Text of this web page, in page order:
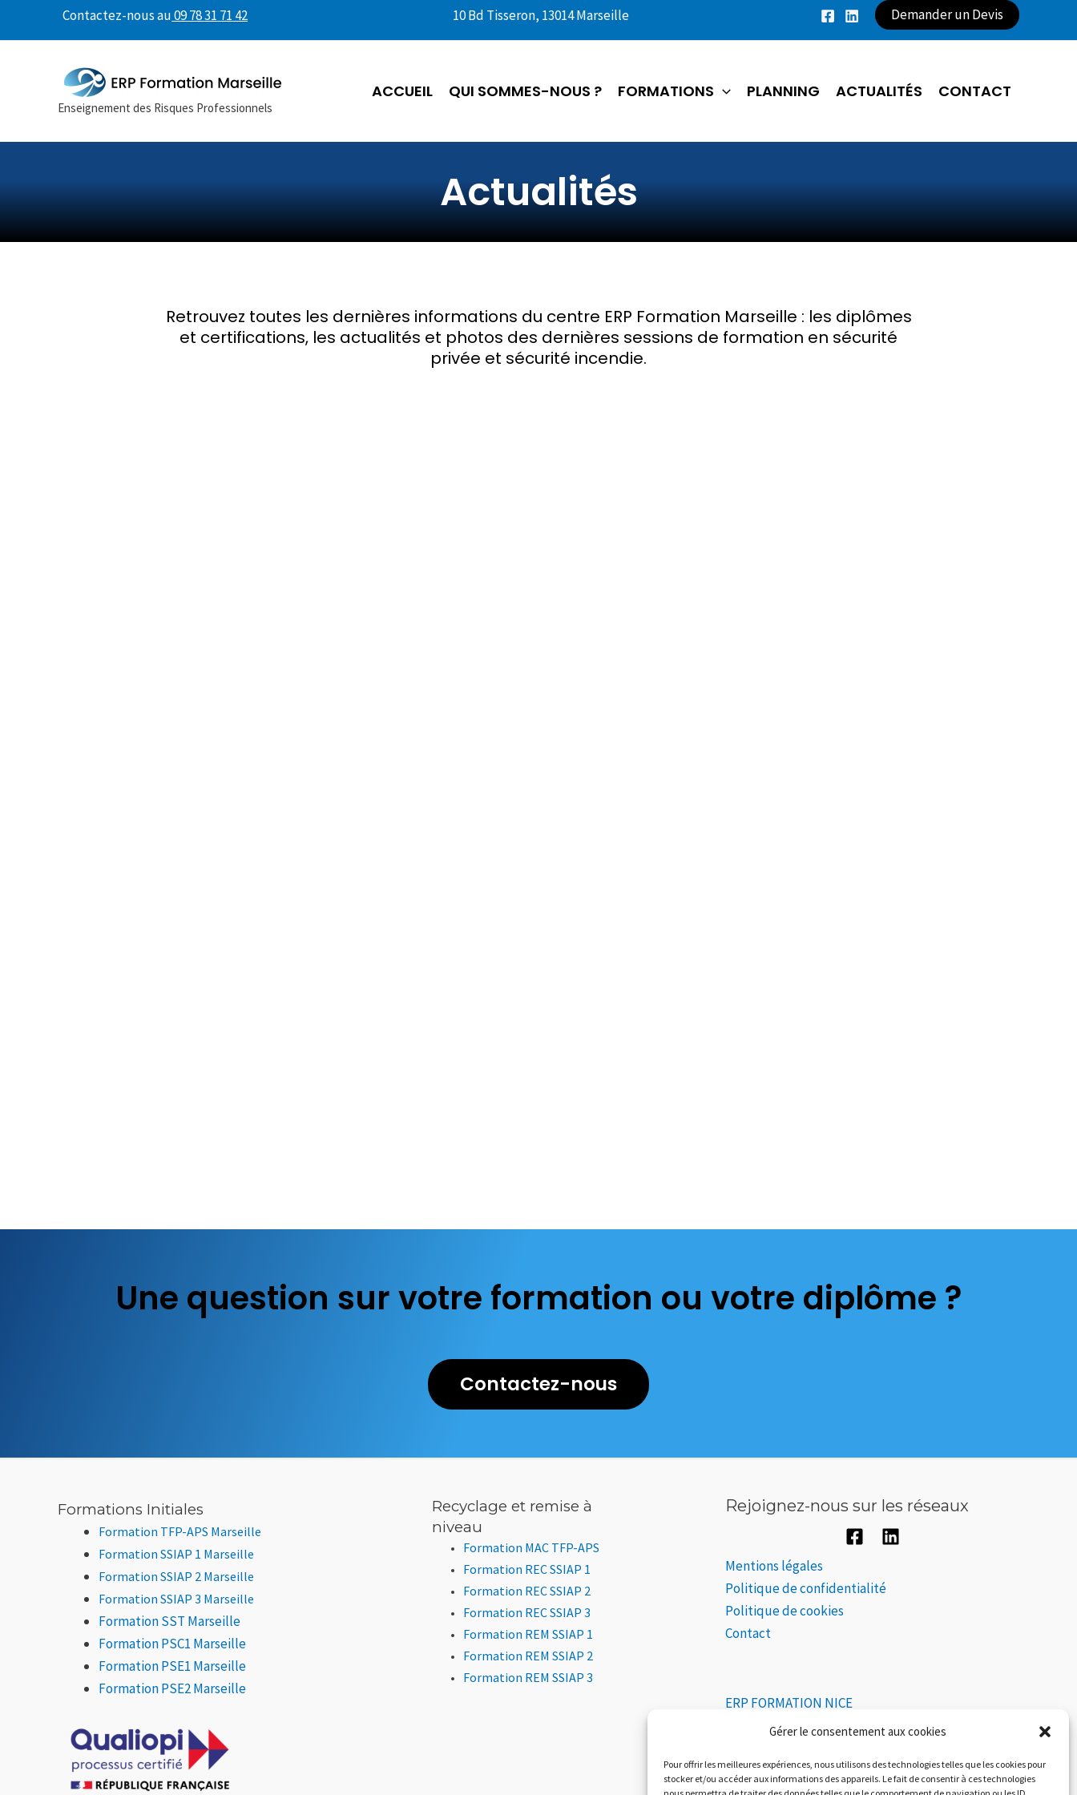
Gérer le consentement aux cookies
Pour offrir les meilleures expériences, nous utilisons des technologies telles que les cookies pour
stocker et/ou accéder aux informations des appareils. Le fait de consentir à ces technologies
Contactez-nous au09 78 31 71 42 10 Bd Tisseron, 13014 Marseille Demander un Devis
Enseignement des Risques Professionnels
ACCUEIL QUI SOMMES-NOUS ? FORMATIONS PLANNING ACTUALITÉS CONTACT
Actualités
Retrouvez toutes les dernières informations du centre ERP Formation Marseille : les diplômes
et certifications, les actualités et photos des dernières sessions de formation en sécurité
privée et sécurité incendie.
Une question sur votre formation ou votre diplôme ?
Contactez-nous
Formations Initiales
Formation TFP-APS Marseille
Formation SSIAP 1 Marseille
Formation SSIAP 2 Marseille
Formation SSIAP 3 Marseille
Formation SST Marseille
Formation PSC1 Marseille
Formation PSE1 Marseille
Formation PSE2 Marseille
Recyclage et remise à
niveau
Formation MAC TFP-APS
Formation REC SSIAP 1
Formation REC SSIAP 2
Formation REC SSIAP 3
Formation REM SSIAP 1
Formation REM SSIAP 2
Formation REM SSIAP 3
Rejoignez-nous sur les réseaux
Mentions légales
Politique de confidentialité
Politique de cookies
Contact
ERP FORMATION NICE